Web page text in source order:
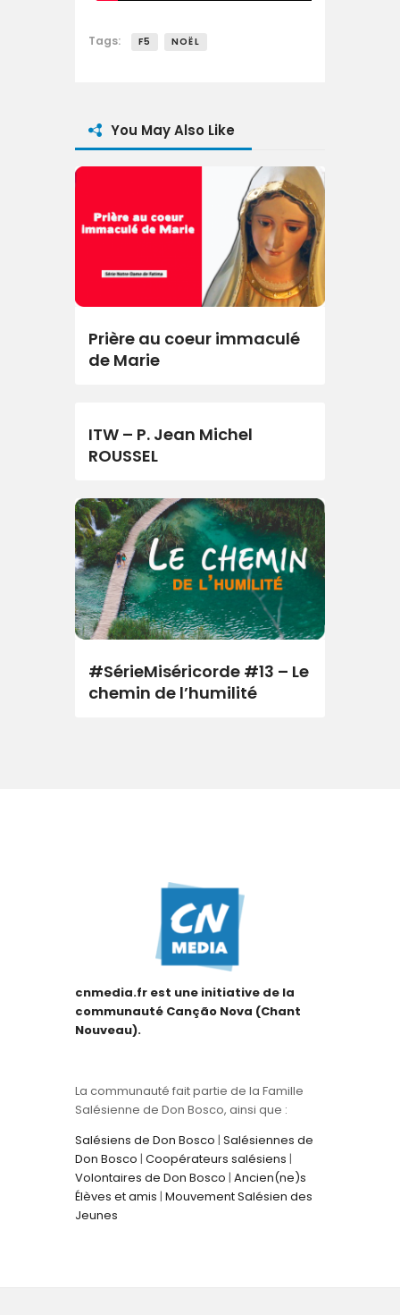
Tags: F5 NOËL
You May Also Like
Prière au coeur immaculé
de Marie
ITW – P. Jean Michel
ROUSSEL
#SérieMiséricorde #13 – Le
chemin de l’humilité
cnmedia.fr est une initiative de la
communauté Canção Nova (Chant
Nouveau).
La communauté fait partie de la Famille
Salésienne de Don Bosco, ainsi que :
Salésiens de Don Bosco | Salésiennes de
Don Bosco | Coopérateurs salésiens |
Volontaires de Don Bosco | Ancien(ne)s
Élèves et amis | Mouvement Salésien des
Jeunes